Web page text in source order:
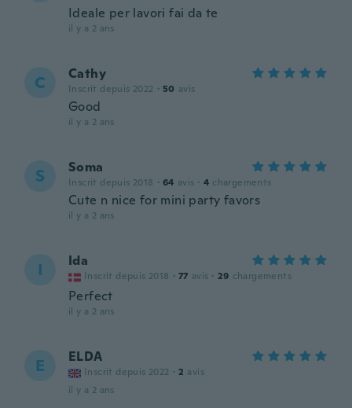
Ideale per lavori fai da te
il y a 2 ans
C Cathy
Inscrit depuis 2022 · 50 avis
Good
il y a 2 ans
S Soma
Inscrit depuis 2018 · 64 avis · 4 chargements
Cute n nice for mini party favors
il y a 2 ans
I Ida
Inscrit depuis 2018 · 77 avis · 29 chargements
Perfect
il y a 2 ans
E ELDA
Inscrit depuis 2022 · 2 avis
il y a 2 ans